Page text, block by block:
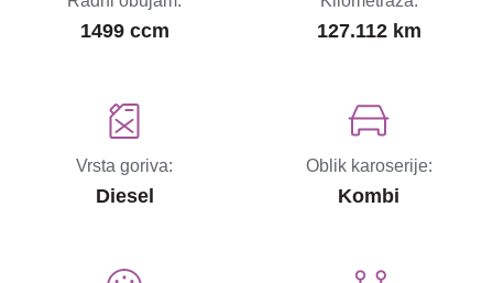
1499 ccm 127.112 km
Vrsta goriva:
Diesel
Oblik karoserije:
Kombi